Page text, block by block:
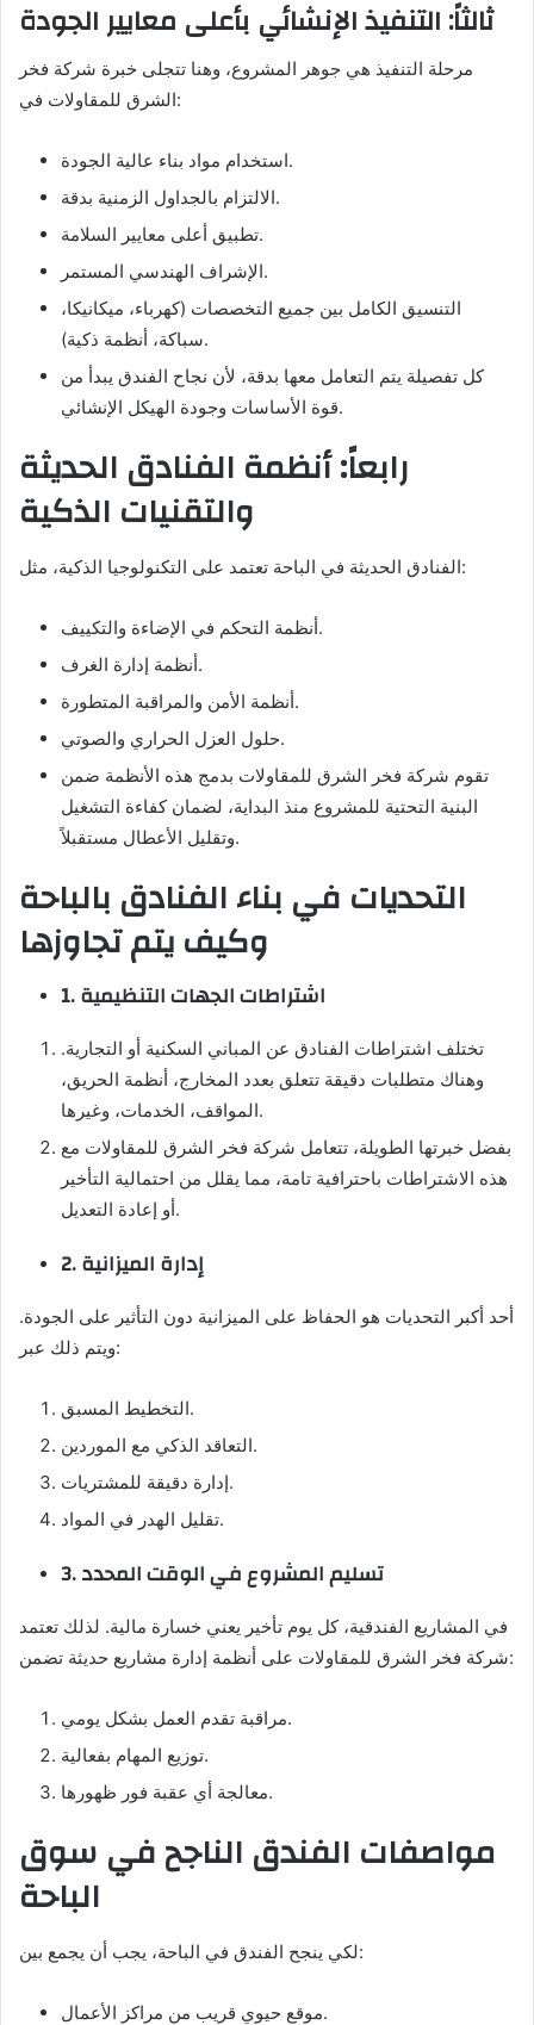
ثالثاً: التنفيذ الإنشائي بأعلى معايير الجودة
مرحلة التنفيذ هي جوهر المشروع، وهنا تتجلى خبرة شركة فخر
الشرق للمقاولات في:
استخدام مواد بناء عالية الجودة.
الالتزام بالجداول الزمنية بدقة.
تطبيق أعلى معايير السلامة.
الإشراف الهندسي المستمر.
التنسيق الكامل بين جميع التخصصات (كهرباء، ميكانيكا،
سباكة، أنظمة ذكية).
كل تفصيلة يتم التعامل معها بدقة، لأن نجاح الفندق يبدأ من
قوة الأساسات وجودة الهيكل الإنشائي.
رابعاً: أنظمة الفنادق الحديثة
والتقنيات الذكية
الفنادق الحديثة في الباحة تعتمد على التكنولوجيا الذكية، مثل:
أنظمة التحكم في الإضاءة والتكييف.
أنظمة إدارة الغرف.
أنظمة الأمن والمراقبة المتطورة.
حلول العزل الحراري والصوتي.
تقوم شركة فخر الشرق للمقاولات بدمج هذه الأنظمة ضمن
البنية التحتية للمشروع منذ البداية، لضمان كفاءة التشغيل
وتقليل الأعطال مستقبلاً.
التحديات في بناء الفنادق بالباحة
وكيف يتم تجاوزها
1. اشتراطات الجهات التنظيمية
تختلف اشتراطات الفنادق عن المباني السكنية أو التجارية.
وهناك متطلبات دقيقة تتعلق بعدد المخارج، أنظمة الحريق،
المواقف، الخدمات، وغيرها.
بفضل خبرتها الطويلة، تتعامل شركة فخر الشرق للمقاولات مع
هذه الاشتراطات باحترافية تامة، مما يقلل من احتمالية التأخير
أو إعادة التعديل.
2. إدارة الميزانية
أحد أكبر التحديات هو الحفاظ على الميزانية دون التأثير على الجودة.
ويتم ذلك عبر:
التخطيط المسبق.
التعاقد الذكي مع الموردين.
إدارة دقيقة للمشتريات.
تقليل الهدر في المواد.
3. تسليم المشروع في الوقت المحدد
في المشاريع الفندقية، كل يوم تأخير يعني خسارة مالية. لذلك تعتمد
شركة فخر الشرق للمقاولات على أنظمة إدارة مشاريع حديثة تضمن:
مراقبة تقدم العمل بشكل يومي.
توزيع المهام بفعالية.
معالجة أي عقبة فور ظهورها.
مواصفات الفندق الناجح في سوق
الباحة
لكي ينجح الفندق في الباحة، يجب أن يجمع بين:
موقع حيوي قريب من مراكز الأعمال.